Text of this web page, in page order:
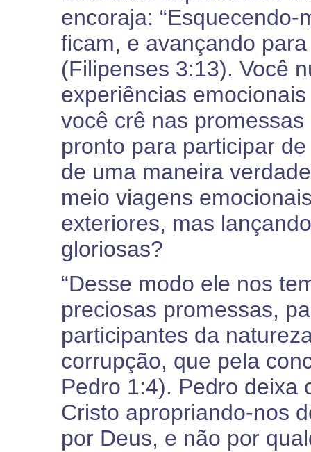
encoraja:
ficam, e avançando
(Filipenses 3:13). Você
experiências
você crê nas
pronto para participar
de uma maneira
meio viagens
exteriores, mas
gloriosas?
“Desse modo ele nos
preciosas promessas,
participantes da
corrupção, que pela
Pedro 1:4). Pedro deixa
Cristo apropriando-nos
por Deus, e não por